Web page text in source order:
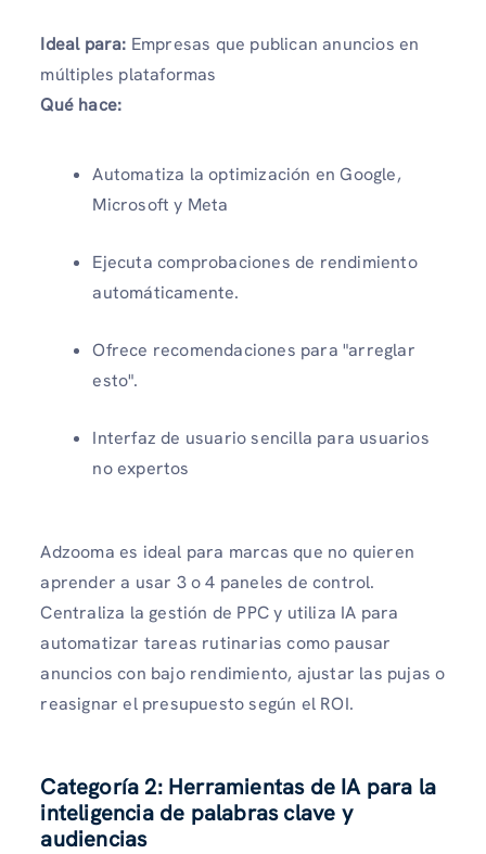
Ideal para: Empresas que publican anuncios en
múltiples plataformas
Qué hace:
Automatiza la optimización en Google,
Microsoft y Meta
Ejecuta comprobaciones de rendimiento
automáticamente.
Ofrece recomendaciones para "arreglar
esto".
Interfaz de usuario sencilla para usuarios
no expertos
Adzooma es ideal para marcas que no quieren
aprender a usar 3 o 4 paneles de control.
Centraliza la gestión de PPC y utiliza IA para
automatizar tareas rutinarias como pausar
anuncios con bajo rendimiento, ajustar las pujas o
reasignar el presupuesto según el ROI.
Categoría 2: Herramientas de IA para la
inteligencia de palabras clave y
audiencias